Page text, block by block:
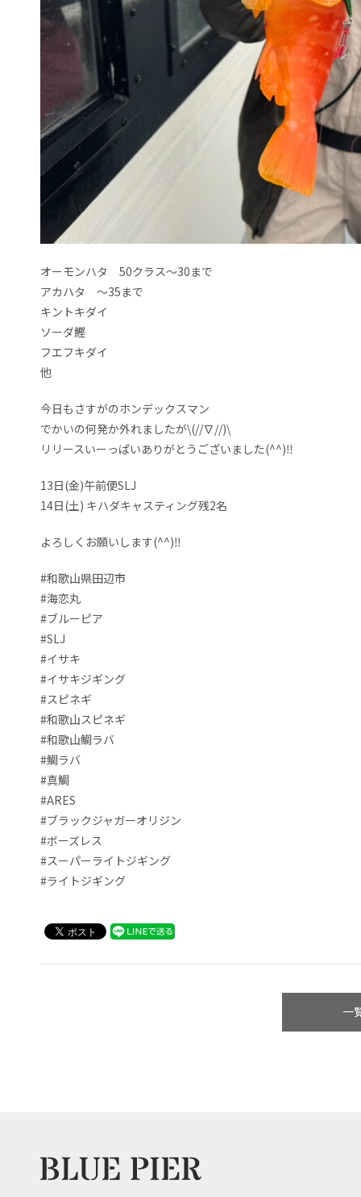
オーモンハタ 50クラス〜30まで
アカハタ 〜35まで
キントキダイ
ソーダ鰹
フエフキダイ
他
今日もさすがのホンデックスマン
でかいの何発か外れましたが\(//∇//)\
リリースいーっぱいありがとうございました(^^)‼️
13日(金)午前便SLJ
14日(土) キハダキャスティング残2名
よろしくお願いします(^^)‼️
#和歌山県田辺市
#海恋丸
#ブルーピア
#SLJ
#イサキ
#イサキジギング
#スピネギ
#和歌山スピネギ
#和歌山鯛ラバ
#鯛ラバ
#真鯛
#ARES
#ブラックジャガーオリジン
#ボーズレス
#スーパーライトジギング
#ライトジギング
一